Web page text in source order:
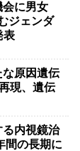
会に男女
ジェンダ
表
な原因遺伝
現、遺伝
る内視鏡治
間の長期に